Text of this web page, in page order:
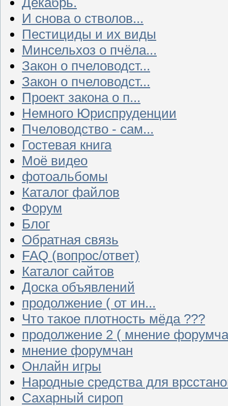
И снова о стволов...
Пестициды и их виды
Минсельхоз о пчёла...
Закон о пчеловодст...
Закон о пчеловодст...
Проект закона о п...
Немного Юриспруденции
Пчеловодство - сам...
Гостевая книга
Моё видео
фотоальбомы
Каталог файлов
Форум
Блог
Обратная связь
FAQ (вопрос/ответ)
Каталог сайтов
Доска объявлений
продолжение ( от ин...
Что такое плотность мёда ???
продолжение 2 ( мнение
мнение форумчан
Онлайн игры
Народные средства для
Сахарный сироп